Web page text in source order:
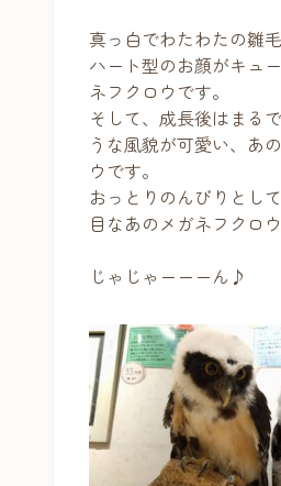
真っ白でわたわたの雛毛
ハート型のお顔がキュ
ネフクロウです。
そして、成長後はまる
うな風貌が可愛い、あ
ウです。
おっとりのんびりとし
目なあのメガネフクロ
じゃじゃーーーん♪